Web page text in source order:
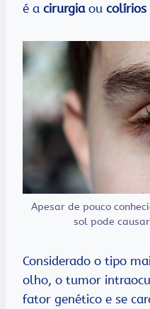
é a cirurgia ou colírios
Apesar de pouco
sol pode
Considerado o tipo
olho, o tumor
fator genético e se